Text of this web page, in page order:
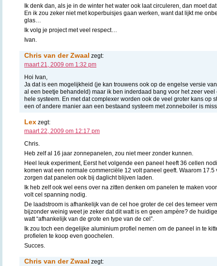
Ik denk dan, als je in de winter het water ook laat circuleren, dan moet
En ik zou zeker niet met koperbuisjes gaan werken, want dat lijkt me
glas…
Ik volg je project met veel respect…
Ivan.
Chris van der Zwaal zegt:
maart 21, 2009 om 1:32 pm
Hoi Ivan,
Ja dat is een mogelijkheid (je kan trouwens ook op de engelse versie
al een beetje behandeld) maar ik ben inderdaad bang voor het zeer
hele systeem. En met dat complexer worden ook de veel groter kans op
een of andere manier aan een bestaand systeem met zonneboiler is
Lex zegt:
maart 22, 2009 om 12:17 pm
Chris.
Heb zelf al 16 jaar zonnepanelen, zou niet meer zonder kunnen.
Heel leuk experiment, Eerst het volgende een paneel heeft 36 cellen
komen wat een normale commerciële 12 volt paneel geeft. Waarom 17.5
zorgen dat panelen ook bij daglicht blijven laden.
Ik heb zelf ook wel eens over na zitten denken om panelen te maken
volt cel spanning nodig.
De laadstroom is afhankelijk van de cel hoe groter de cel des temeer
bijzonder weinig weet je zeker dat dit watt is en geen ampère? de
watt “afhankelijk van de grote en type van de cel”.
Ik zou toch een degelijke aluminium profiel nemen om de paneel in te
profielen te koop even goochelen.
Succes.
Chris van der Zwaal zegt: